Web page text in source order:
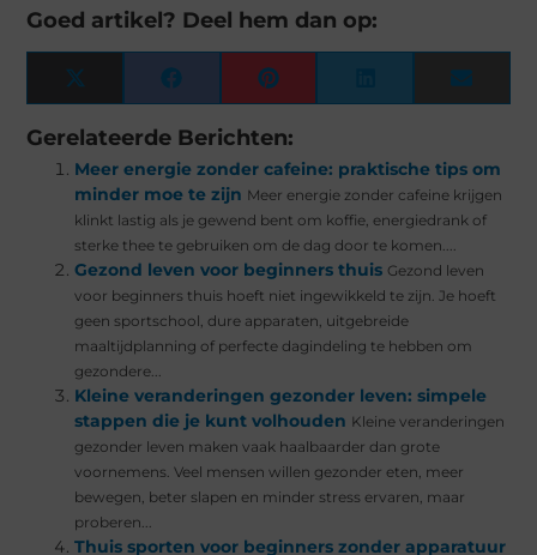
Goed artikel? Deel hem dan op:
(Twitter)
Facebook Pinterest LinkedIn Email
Gerelateerde Berichten:
Meer energie zonder cafeine: praktische tips om
minder moe te zijn Meer energie zonder cafeine krijgen
klinkt lastig als je gewend bent om koffie, energiedrank of
sterke thee te gebruiken om de dag door te komen....
Gezond leven voor beginners thuis Gezond leven
voor beginners thuis hoeft niet ingewikkeld te zijn. Je hoeft
geen sportschool, dure apparaten, uitgebreide
maaltijdplanning of perfecte dagindeling te hebben om
gezondere...
Kleine veranderingen gezonder leven: simpele
stappen die je kunt volhouden Kleine veranderingen
gezonder leven maken vaak haalbaarder dan grote
voornemens. Veel mensen willen gezonder eten, meer
bewegen, beter slapen en minder stress ervaren, maar
proberen...
Thuis sporten voor beginners zonder apparatuur